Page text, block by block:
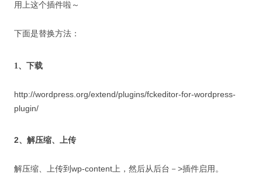
用上这个插件啦～
下面是替换方法：
1、下载
http://wordpress.org/extend/plugins/fckeditor-for-wordpress-
plugin/
2、解压缩、上传
解压缩、上传到wp-content上，然后从后台－>插件启用。